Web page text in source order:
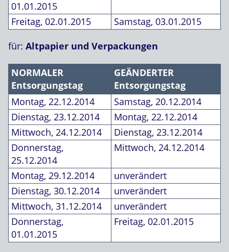
01.01.2015
Freitag, 02.01.2015
Samstag, 03.01.2015
für: Altpapier und Verpackungen
NORMALER
Entsorgungstag
GEÄNDERTER
Entsorgungstag
Montag, 22.12.2014
Samstag, 20.12.2014
Dienstag, 23.12.2014
Montag, 22.12.2014
Mittwoch, 24.12.2014
Dienstag, 23.12.2014
Donnerstag,
25.12.2014
Mittwoch, 24.12.2014
Montag, 29.12.2014
unverändert
Dienstag, 30.12.2014
unverändert
Mittwoch, 31.12.2014
unverändert
Donnerstag,
01.01.2015
Freitag, 02.01.2015